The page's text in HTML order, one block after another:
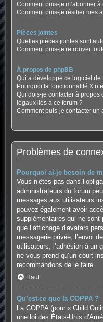
Comment puis-je m’abonner
Comment puis-je résilier mes
Pièces jointes
Quelles pièces jointes sont
Comment puis-je retrouver
À propos de phpBB
Qui a développé ce logiciel de
Pourquoi la fonctionnalité X
Qui dois-je contacter à propos
légaux liés à ce forum ?
Comment puis-je contacter un
Problèmes de
Pourquoi ai-je besoin de
Vous n’êtes pas dans
administrateurs du forum
messages aux utilisateurs
pouvez également avoir
supplémentaires qui ne
que l’affichage d’avatars
messagerie privée, l’envoi
utilisateurs, l’adhésion à un
ne vous prend qu’un court
recommandons de le faire.
Haut
Qu’est-ce que la COPPA ?
La COPPA (pour « Child
une loi des États-Unis